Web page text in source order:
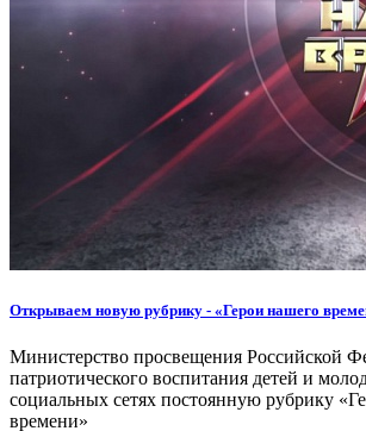
Открываем новую рубрику - «Герои нашего
Министерство просвещения Российской
патриотического воспитания детей и
социальных сетях постоянную рубрику
времени»